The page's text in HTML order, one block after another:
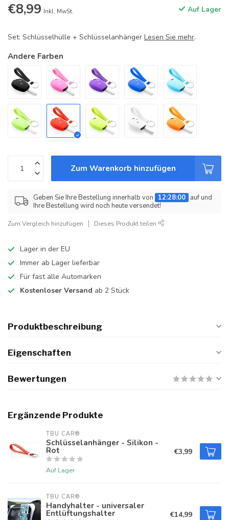
€8,99 Inkl. MwSt. Auf Lager
Set: Schlüsselhülle + Schlüsselanhänger Lesen Sie mehr.
Andere Farben
Zum Warenkorb hinzufügen
Geben Sie Ihre Bestellung innerhalb von 12:28:00 auf und
Ihre Bestellung wird noch heute versendet!
Zum Vergleich hinzufügen Dieses Produkt teilen
Lager in der EU
Immer ab Lager lieferbar
Für fast alle Automarken
Kostenloser Versand ab 2 Stück
Produktbeschreibung
Eigenschaften
Bewertungen
Ergänzende Produkte
TBU CAR®
Schlüsselanhänger - Silikon -
Rot
Auf Lager
€3,99
TBU CAR®
Handyhalter - universaler
Entlüftungshalter €14,99